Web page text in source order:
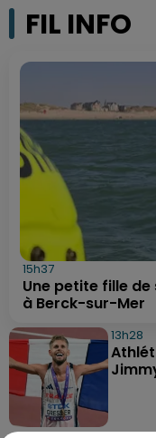
FIL INFO
15h37
Une petite fille
à Berck-sur-Mer
13h28